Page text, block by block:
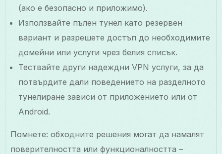
(ако е безопасно и приложимо).
Използвайте пълен тунел като резервен
вариант и разрешете достъп до необходимите
домейни или услуги чрез белия списък.
Тествайте други надеждни VPN услуги, за да
потвърдите дали поведението на разделното
тунелиране зависи от приложението или от
Android.
Помнете: обходните решения могат да намалят
поверителността или функционалността –